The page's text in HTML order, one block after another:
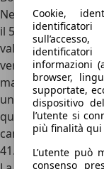
Negli anni della
il 500esimo e
valore sul mercato
vertiginosamente.
maggiori, ma ciò
una Bugatti
quanto i costi di
cambio dell’olio
41.000 euro.
Cookie,
informazioni
browser,
supportate,
dispositivo
l’utente si
più finalità qui
L’utente può
consenso